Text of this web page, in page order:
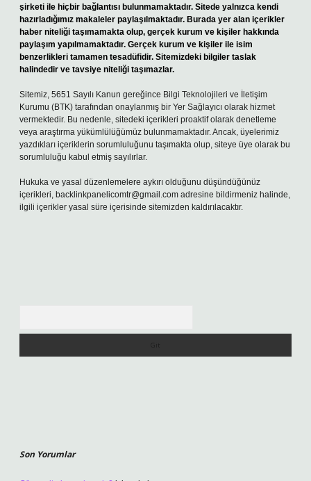
şirketi ile hiçbir bağlantısı bulunmamaktadır. Sitede yalnızca kendi
hazırladığımız makaleler paylaşılmaktadır. Burada yer alan içerikler
haber niteliği taşımamakta olup, gerçek kurum ve kişiler hakkında
paylaşım yapılmamaktadır. Gerçek kurum ve kişiler ile isim
benzerlikleri tamamen tesadüfidir. Sitemizdeki bilgiler taslak
halindedir ve tavsiye niteliği taşımazlar.
Sitemiz, 5651 Sayılı Kanun gereğince Bilgi Teknolojileri ve İletişim
Kurumu (BTK) tarafından onaylanmış bir Yer Sağlayıcı olarak hizmet
vermektedir. Bu nedenle, sitedeki içerikleri proaktif olarak denetleme
veya araştırma yükümlülüğümüz bulunmamaktadır. Ancak, üyelerimiz
yazdıkları içeriklerin sorumluluğunu taşımakta olup, siteye üye olarak bu
sorumluluğu kabul etmiş sayılırlar.
Hukuka ve yasal düzenlemelere aykırı olduğunu düşündüğünüz
içerikleri, backlinkpanelicomtr@gmail.com adresine bildirmeniz halinde,
ilgili içerikler yasal süre içerisinde sitemizden kaldırılacaktır.
Son Yorumlar